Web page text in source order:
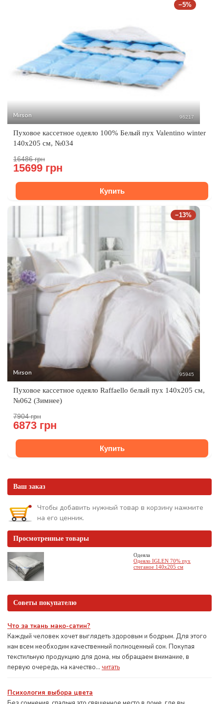
−5%
Mirson 96217
Пуховое кассетное одеяло 100% Белый пух Valentino winter
140x205 см, №034
16486 грн
15699 грн
Купить
−13%
Mirson 95945
Пуховое кассетное одеяло Raffaello белый пух 140x205 см,
№062 (Зимнее)
7904 грн
6873 грн
Купить
Ваш заказ
Чтобы добавить нужный товар в корзину нажмите
на его ценник.
Просмотренные товары
Одеяла
Одеяло IGLEN 70% пух
стеганое 140х205 см
Советы покупателю
Что за ткань мако-сатин?
Каждый человек хочет выглядеть здоровым и бодрым. Для этого
нам всем необходим качественный полноценный сон. Покупая
текстильную продукцию для дома, мы обращаем внимание, в
первую очередь, на качество... читать
Психология выбора цвета